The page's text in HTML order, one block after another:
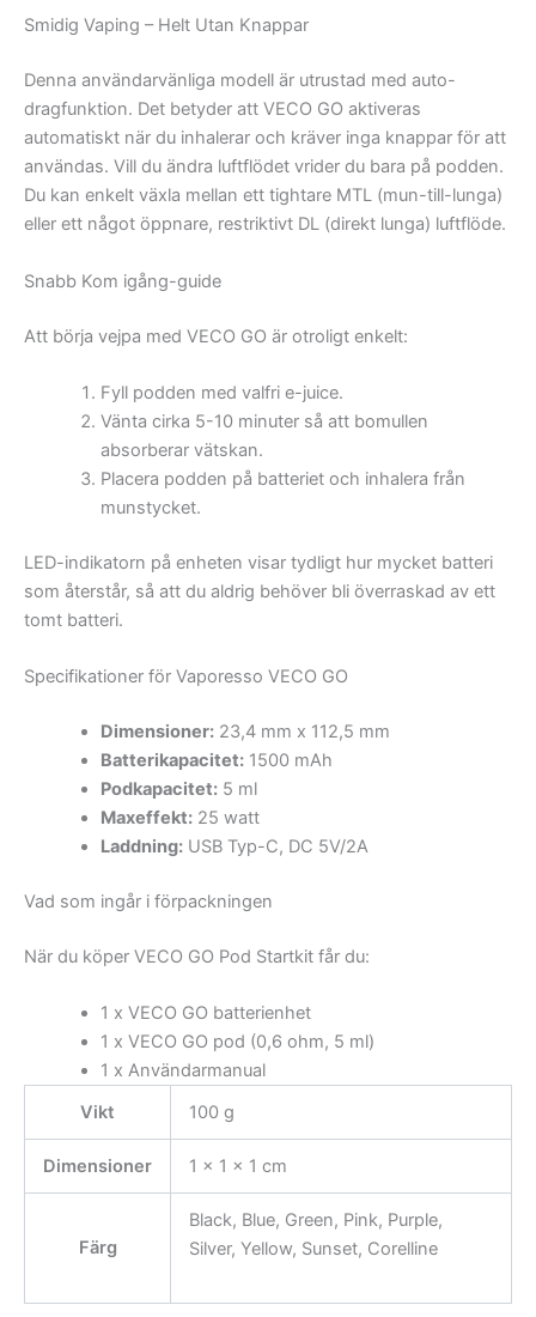
Smidig Vaping – Helt Utan Knappar
Denna användarvänliga modell är utrustad med auto-
dragfunktion. Det betyder att VECO GO aktiveras
automatiskt när du inhalerar och kräver inga knappar för att
användas. Vill du ändra luftflödet vrider du bara på podden.
Du kan enkelt växla mellan ett tightare MTL (mun-till-lunga)
eller ett något öppnare, restriktivt DL (direkt lunga) luftflöde.
Snabb Kom igång-guide
Att börja vejpa med VECO GO är otroligt enkelt:
Fyll podden med valfri e-juice.
Vänta cirka 5-10 minuter så att bomullen
absorberar vätskan.
Placera podden på batteriet och inhalera från
munstycket.
LED-indikatorn på enheten visar tydligt hur mycket batteri
som återstår, så att du aldrig behöver bli överraskad av ett
tomt batteri.
Specifikationer för Vaporesso VECO GO
Dimensioner:23,4 mm x 112,5 mm
Batterikapacitet:1500 mAh
Podkapacitet:5 ml
Maxeffekt:25 watt
Laddning:USB Typ-C, DC 5V/2A
Vad som ingår i förpackningen
När du köper VECO GO Pod Startkit får du:
1 x VECO GO batterienhet
1 x VECO GO pod (0,6 ohm, 5 ml)
1 x Användarmanual
Vikt
100 g
Dimensioner 1 × 1 × 1 cm
Färg
Black, Blue, Green, Pink, Purple,
Silver, Yellow, Sunset, Corelline